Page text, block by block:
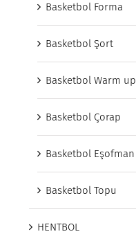
Basketbol Forma
Basketbol Şort
Basketbol Warm up
Basketbol Çorap
Basketbol Eşofman
Basketbol Topu
HENTBOL